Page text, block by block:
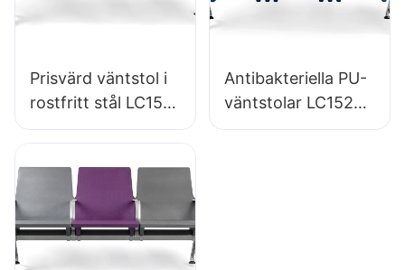
Prisvärd väntstol i
rostfritt stål LC153-
H1 Perfekt för olika
utrymmen
Antibakteriella PU-
väntstolar LC152
aluminiumbas för